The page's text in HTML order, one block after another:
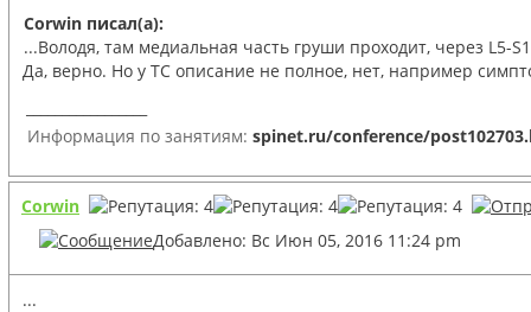
Corwin писал(а):
...Володя, там медиальная часть груши проходит, через
Да, верно. Но у ТС описание не полное, нет, например
Информация по занятиям: spinet.ru/conference/
Corwin
Добавлено: Вс Июн 05, 2016 11:24 pm
...